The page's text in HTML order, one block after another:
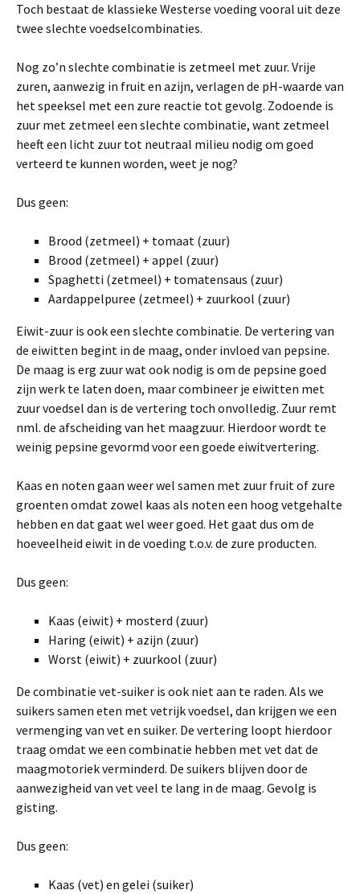
Toch bestaat de klassieke Westerse voeding vooral uit deze
twee slechte voedselcombinaties.
Nog zo’n slechte combinatie is zetmeel met zuur. Vrije
zuren, aanwezig in fruit en azijn, verlagen de pH-waarde van
het speeksel met een zure reactie tot gevolg. Zodoende is
zuur met zetmeel een slechte combinatie, want zetmeel
heeft een licht zuur tot neutraal milieu nodig om goed
verteerd te kunnen worden, weet je nog?
Dus geen:
Brood (zetmeel) + tomaat (zuur)
Brood (zetmeel) + appel (zuur)
Spaghetti (zetmeel) + tomatensaus (zuur)
Aardappelpuree (zetmeel) + zuurkool (zuur)
Eiwit-zuur is ook een slechte combinatie. De vertering van
de eiwitten begint in de maag, onder invloed van pepsine.
De maag is erg zuur wat ook nodig is om de pepsine goed
zijn werk te laten doen, maar combineer je eiwitten met
zuur voedsel dan is de vertering toch onvolledig. Zuur remt
nml. de afscheiding van het maagzuur. Hierdoor wordt te
weinig pepsine gevormd voor een goede eiwitvertering.
Kaas en noten gaan weer wel samen met zuur fruit of zure
groenten omdat zowel kaas als noten een hoog vetgehalte
hebben en dat gaat wel weer goed. Het gaat dus om de
hoeveelheid eiwit in de voeding t.o.v. de zure producten.
Dus geen:
Kaas (eiwit) + mosterd (zuur)
Haring (eiwit) + azijn (zuur)
Worst (eiwit) + zuurkool (zuur)
De combinatie vet-suiker is ook niet aan te raden. Als we
suikers samen eten met vetrijk voedsel, dan krijgen we een
vermenging van vet en suiker. De vertering loopt hierdoor
traag omdat we een combinatie hebben met vet dat de
maagmotoriek verminderd. De suikers blijven door de
aanwezigheid van vet veel te lang in de maag. Gevolg is
gisting.
Dus geen:
Kaas (vet) en gelei (suiker)